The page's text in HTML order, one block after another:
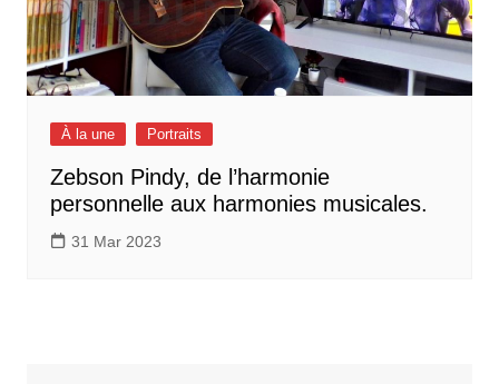
À la une Portraits
Zebson Pindy, de l’harmonie
personnelle aux harmonies musicales.
31 Mar 2023